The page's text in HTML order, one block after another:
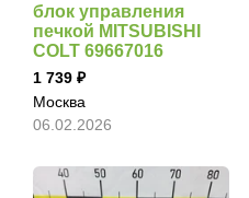
блок управления
печкой MITSUBISHI
COLT 69667016
1 739
Москва
06.02.2026